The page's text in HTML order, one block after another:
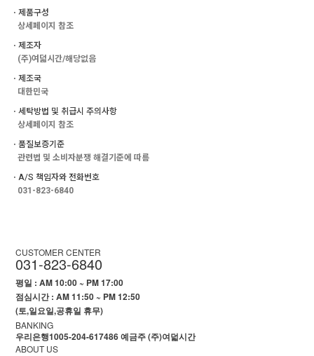
ㆍ제품구성
상세페이지 참조
ㆍ제조자
(주)여덟시간/해당없음
ㆍ제조국
대한민국
ㆍ세탁방법 및 취급시 주의사항
상세페이지 참조
ㆍ품질보증기준
관련법 및 소비자분쟁 해결기준에 따름
ㆍA/S 책임자와 전화번호
031-823-6840
CUSTOMER CENTER
031-823-6840
평일 : AM 10:00 ~ PM 17:00
점심시간 : AM 11:50 ~ PM 12:50
(토,일요일,공휴일 휴무)
BANKING
우리은행1005-204-617486 예금주 (주)여덟시간
ABOUT US